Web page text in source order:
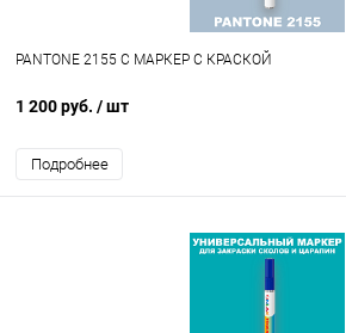
PANTONE 2155 C МАРКЕР С КРАСКОЙ
1 200 руб. / шт
Подробнее